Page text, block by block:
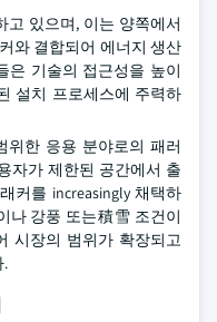
고 있으며, 이는 양쪽에서
와 결합되어 에너지 생산
은 기술의 접근성을 높이
설치 프로세스에 주력하
위한 응용 분야로의 패러
자가 제한된 공간에서 출
커를 increasingly 채택하
나 강풍 또는積雪 조건이
시장의 범위가 확장되고
.